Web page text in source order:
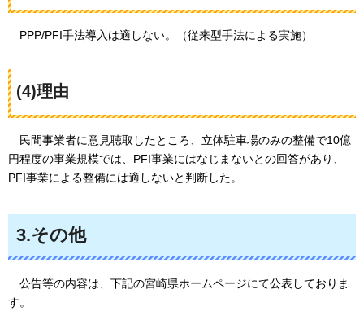
PPP/PFI手法導入は適しない。（従来型手法による実施）
(4)理由
民間事業者に意見聴取したところ、立体駐車場のみの整備で10億
円程度の事業規模では、PFI事業にはなじまないとの回答があり、
PFI事業による整備には適しないと判断した。
3.その他
公告等の内容は、下記の宮崎県ホームページにて公表しておりま
す。